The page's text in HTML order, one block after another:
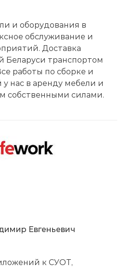
и оборудования в
обслуживание и
Доставка
Беларуси транспортом
работы по сборке и
у нас в аренду мебели и
собственными силами.
Евгеньевич
к СУОТ,